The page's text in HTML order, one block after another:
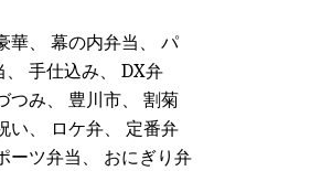
華、 幕の内弁当、 パ
、 手仕込み、 DX弁
つみ、 豊川市、 割菊
い、 ロケ弁、 定番弁
ーツ弁当、 おにぎり弁